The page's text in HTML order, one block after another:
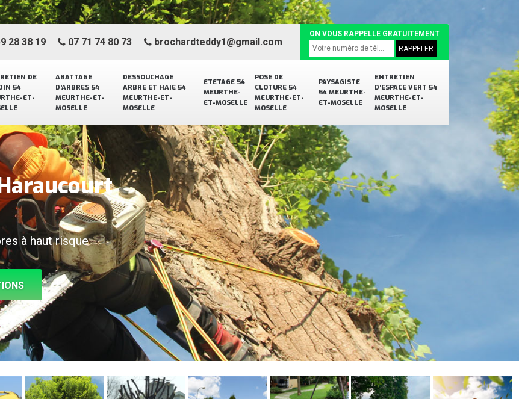
DE
54
ET-
ABATTAGE
D'ARBRES 54
MEURTHE-ET-
MOSELLE
DESSOUCHAGE
ARBRE ET HAIE 54
MEURTHE-ET-
MOSELLE
ETETAGE 54
MEURTHE-
ET-MOSELLE
POSE DE
CLOTURE 54
MEURTHE-ET-
MOSELLE
PAYSAGISTE
54 MEURTHE-
ET-MOSELLE
ENTRETIEN
D'ESPACE VERT 54
MEURTHE-ET-
MOSELLE
28 38 19 07 71 74 80 73 brochardteddy1@gmail.com
ON VOUS RAPPELLE GRATUITEMENT
à haut risque